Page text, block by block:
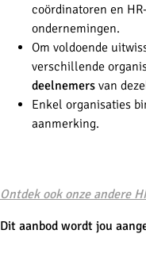
coördinatoren en
ondernemingen.
Om voldoende
verschillende
deelnemers van
Enkel organisaties
aanmerking.
Ontdek ook onze andere
Dit aanbod wordt jou